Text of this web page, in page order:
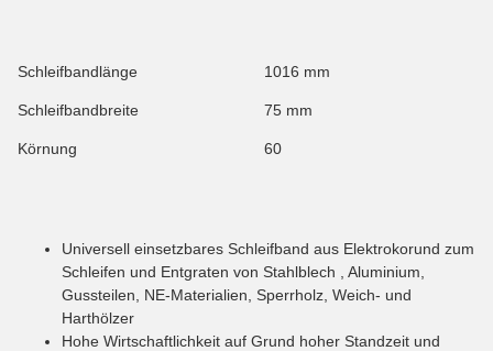
Schleifbandlänge 1016 mm
Schleifbandbreite 75 mm
Körnung 60
Universell einsetzbares Schleifband aus Elektrokorund zum
Schleifen und Entgraten von Stahlblech , Aluminium,
Gussteilen, NE-Materialien, Sperrholz, Weich- und
Harthölzer
Hohe Wirtschaftlichkeit auf Grund hoher Standzeit und